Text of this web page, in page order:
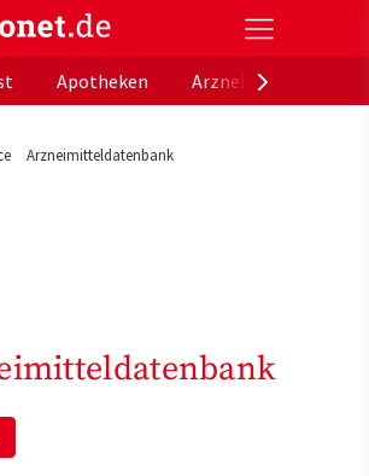
- Das offizielle Gesundheitsportal der
Apotheken
Arzneimitteldatenbank